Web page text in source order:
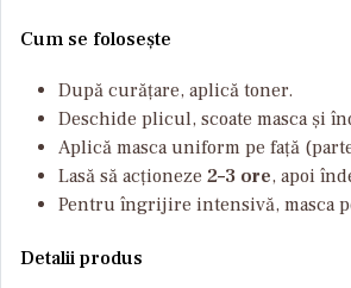
Cum se folosește
După curățare, aplică toner.
Deschide plicul, scoate masca și
Aplică masca uniform pe față
Lasă să acționeze 2–3 ore, apoi
Pentru îngrijire intensivă, masca
Detalii produs